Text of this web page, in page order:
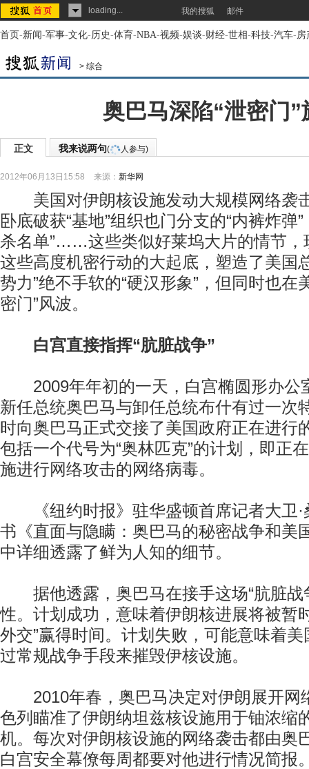
loading... 我的搜狐 邮件
首页-新闻-军事-文化-历史-体育-NBA-视频-娱谈-财经-世相-科技-汽车-房
> 综合
奥巴马深陷“泄密门”
正文 我来说两句( 人参与)
2012年06月13日15:58 来源： 新华网
美国对伊朗核设施发动大规模网络袭
卧底破获“基地”组织也门分支的“内裤炸弹
杀名单”……这些类似好莱坞大片的情节，
这些高度机密行动的大起底，塑造了美国
势力”绝不手软的“硬汉形象”，但同时也在
密门”风波。
白宫直接指挥“肮脏战争”
2009年年初的一天，白宫椭圆形办公
新任总统奥巴马与卸任总统布什有过一次
时向奥巴马正式交接了美国政府正在进行
包括一个代号为“奥林匹克”的计划，即正
施进行网络攻击的网络病毒。
《纽约时报》驻华盛顿首席记者大卫·
书《直面与隐瞒：奥巴马的秘密战争和美
中详细透露了鲜为人知的细节。
据他透露，奥巴马在接手这场“肮脏战
性。计划成功，意味着伊朗核进展将被暂
外交”赢得时间。计划失败，可能意味着
过常规战争手段来摧毁伊核设施。
2010年春，奥巴马决定对伊朗展开网
色列瞄准了伊朗纳坦兹核设施用于铀浓缩
机。每次对伊朗核设施的网络袭击都由奥
白宫安全幕僚每周都要对他进行情况简报